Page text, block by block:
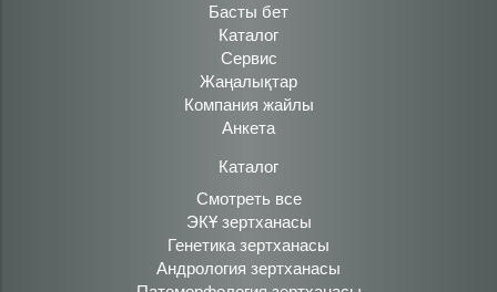
Басты бет
Каталог
Сервис
Жаңалықтар
Компания жайлы
Анкета
Каталог
Смотреть все
ЭКҰ зертханасы
Генетика зертханасы
Андрология зертханасы